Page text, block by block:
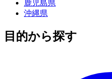
鹿児島県
沖縄県
目的から探す